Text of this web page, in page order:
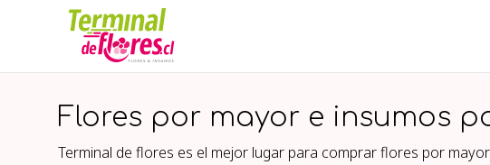
Flores por mayor e insumos
Terminal de flores es el mejor lugar para comprar flores por